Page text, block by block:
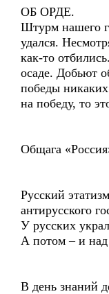
ОБ ОРДЕ.
Штурм нашего
удался.
как-то
осаде. Добьют
победы
на победу, то
Общага
Русский
антирусского
У русских
А потом – и
В день знаний